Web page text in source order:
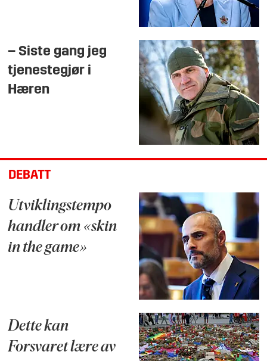
– Siste gang jeg
tjenestegjør i
Hæren
DEBATT
Utviklingstempo
handler om «skin
in the game»
Dette kan
Forsvaret lære av